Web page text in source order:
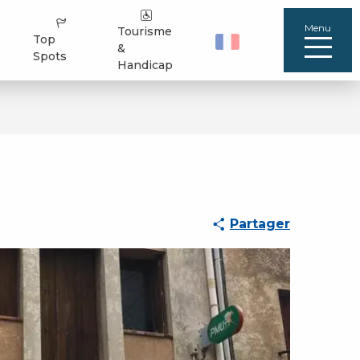
Top
Spots
Tourisme
&
Handicap
Menu
Partager